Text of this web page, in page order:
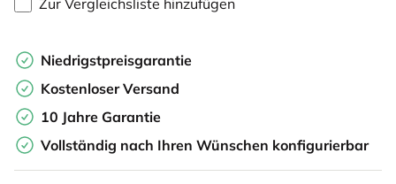
Niedrigstpreisgarantie
Kostenloser Versand
10 Jahre Garantie
Vollständig nach Ihren Wünschen konfigurierbar